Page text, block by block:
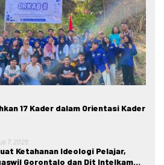
17 Kader dalam Orientasi Kader
7, 2026
Ketahanan Ideologi Pelajar,
Gorontalo dan Dit Intelkam